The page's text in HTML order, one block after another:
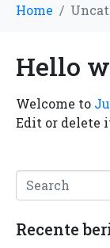
Home
Hello
Welcome to
Edit or delete
Recente